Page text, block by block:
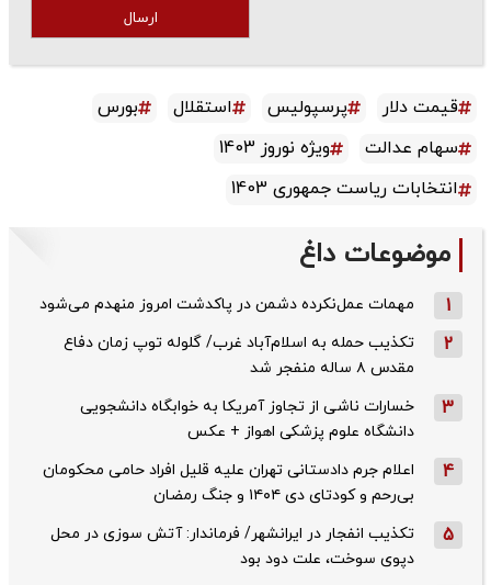
ارسال
قیمت دلار پرسپولیس استقلال
بورس
سهام عدالت
ویژه نوروز 1403
انتخابات ریاست جمهوری 1403
موضوعات داغ
1 مهمات عمل‌نکرده دشمن در پاکدشت امروز منهدم می‌شود
2
تکذیب حمله به اسلام‌آباد غرب/ گلوله توپ زمان دفاع
مقدس ۸ ساله منفجر شد
3
خسارات ناشی از تجاوز آمریکا به خوابگاه دانشجویی
دانشگاه علوم پزشکی اهواز + عکس
4
اعلام جرم دادستانی تهران علیه قلیل افراد حامی محکومان
بی‌رحم و کودتای دی‌ ۱۴۰۴ و جنگ رمضان
5
تکذیب ‌انفجار در ایرانشهر/ فرماندار: آتش سوزی در محل
دپوی سوخت، علت دود بود